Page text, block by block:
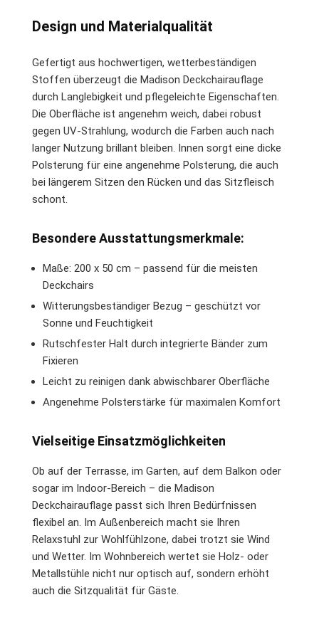
Design und Materialqualität
Gefertigt aus hochwertigen, wetterbeständigen
Stoffen überzeugt die Madison Deckchairauflage
durch Langlebigkeit und pflegeleichte Eigenschaften.
Die Oberfläche ist angenehm weich, dabei robust
gegen UV-Strahlung, wodurch die Farben auch nach
langer Nutzung brillant bleiben. Innen sorgt eine dicke
Polsterung für eine angenehme Polsterung, die auch
bei längerem Sitzen den Rücken und das Sitzfleisch
schont.
Besondere Ausstattungsmerkmale:
Maße: 200 x 50 cm – passend für die meisten
Deckchairs
Witterungsbeständiger Bezug – geschützt vor
Sonne und Feuchtigkeit
Rutschfester Halt durch integrierte Bänder zum
Fixieren
Leicht zu reinigen dank abwischbarer Oberfläche
Angenehme Polsterstärke für maximalen Komfort
Vielseitige Einsatzmöglichkeiten
Ob auf der Terrasse, im Garten, auf dem Balkon oder
sogar im Indoor-Bereich – die Madison
Deckchairauflage passt sich Ihren Bedürfnissen
flexibel an. Im Außenbereich macht sie Ihren
Relaxstuhl zur Wohlfühlzone, dabei trotzt sie Wind
und Wetter. Im Wohnbereich wertet sie Holz- oder
Metallstühle nicht nur optisch auf, sondern erhöht
auch die Sitzqualität für Gäste.